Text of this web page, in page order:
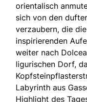
orientalisch
sich von den
verzaubern, die
inspirierenden
weiter nach
ligurischen Dorf,
Labyrinth aus
Highlight des